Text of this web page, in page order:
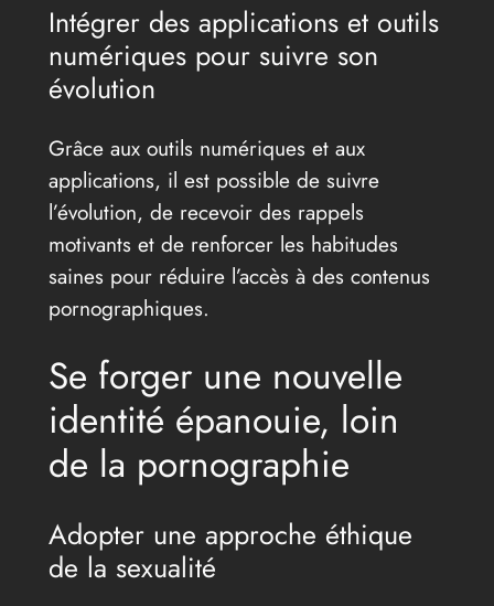
Intégrer des applications et outils
numériques pour suivre son
évolution
Grâce aux outils numériques et aux
applications, il est possible de suivre
l’évolution, de recevoir des rappels
motivants et de renforcer les habitudes
saines pour réduire l’accès à des contenus
pornographiques.
Se forger une nouvelle
identité épanouie, loin
de la pornographie
Adopter une approche éthique
de la sexualité